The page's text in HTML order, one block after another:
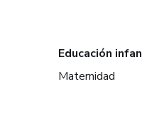
Educación
Maternidad